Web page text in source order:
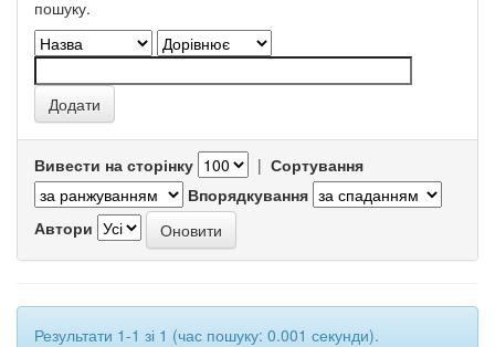
пошуку.
Вивести на сторінку | Сортування
Впорядкування
Автори
Результати 1-1 зі 1 (час пошуку: 0.001 секунди).